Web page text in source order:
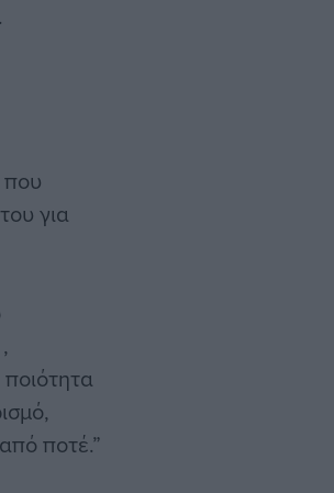
που
για
ποτέ.”